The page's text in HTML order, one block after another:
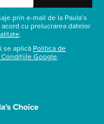
prin e-mail de la Paula’s
cu prelucrarea datelor
.
se aplică Politica de
Condițiile Google.